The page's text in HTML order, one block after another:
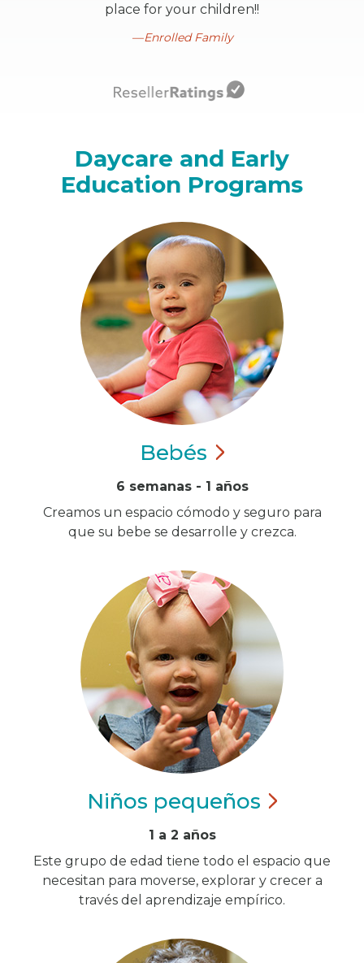
place for your children!!
Enrolled Family
Daycare and Early
Education Programs
Bebés
6 semanas - 1 años
Creamos un espacio cómodo y seguro para
que su bebe se desarrolle y crezca.
Niños pequeños
1 a 2 años
Este grupo de edad tiene todo el espacio que
necesitan para moverse, explorar y crecer a
través del aprendizaje empírico.